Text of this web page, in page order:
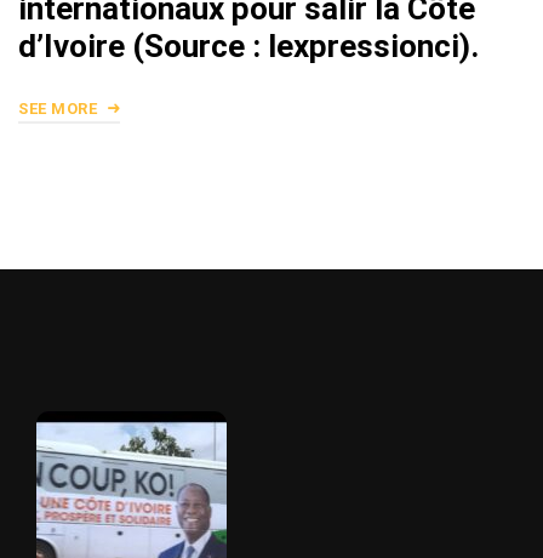
internationaux pour salir la Côte
d’Ivoire (Source : lexpressionci).
SEE MORE